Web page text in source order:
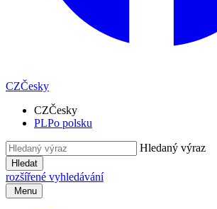
CZČesky
CZČesky
PLPo polsku
Hledaný výraz
Hledat
rozšířené vyhledávání
Menu